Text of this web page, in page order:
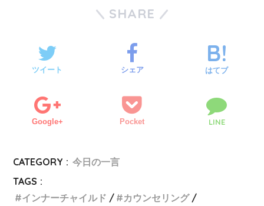
SHARE
ツイート シェア はてブ
Google+ Pocket LINE
CATEGORY : 今日の一言
TAGS :
インナーチャイルド
カウンセリング